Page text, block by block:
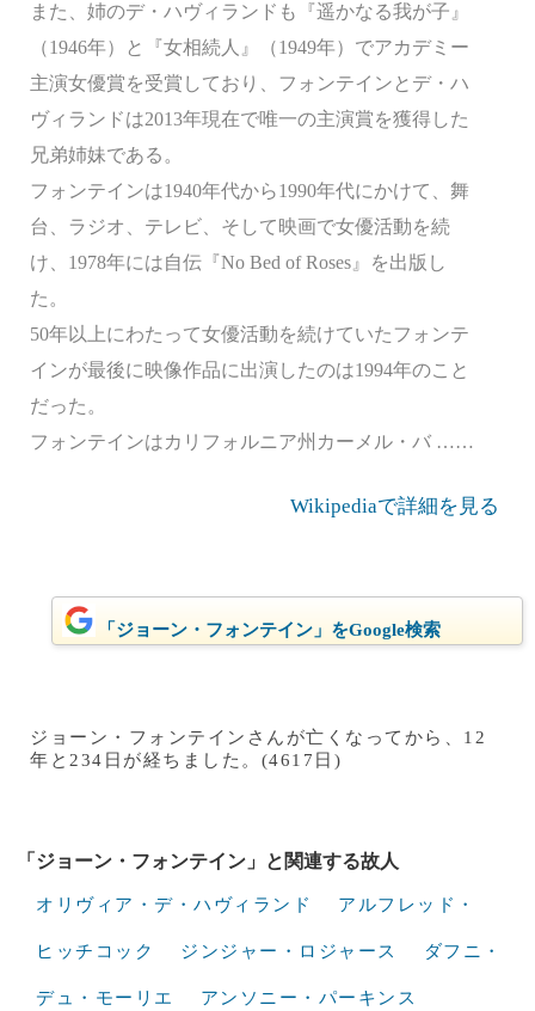
また、姉のデ・ハヴィランドも『遥かなる我が子』
（1946年）と『女相続人』（1949年）でアカデミー
主演女優賞を受賞しており、フォンテインとデ・ハ
ヴィランドは2013年現在で唯一の主演賞を獲得した
兄弟姉妹である。
フォンテインは1940年代から1990年代にかけて、舞
台、ラジオ、テレビ、そして映画で女優活動を続
け、1978年には自伝『No Bed of Roses』を出版し
た。
50年以上にわたって女優活動を続けていたフォンテ
インが最後に映像作品に出演したのは1994年のこと
だった。
フォンテインはカリフォルニア州カーメル・バ ……
Wikipediaで詳細を見る
「ジョーン・フォンテイン」をGoogle検索
ジョーン・フォンテインさんが亡くなってから、12
年と234日が経ちました。(4617日)
「ジョーン・フォンテイン」と関連する故人
オリヴィア・デ・ハヴィランド アルフレッド・
ヒッチコック ジンジャー・ロジャース ダフニ・
デュ・モーリエ アンソニー・パーキンス